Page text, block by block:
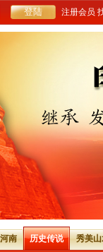
注册会员
南 历史传说 秀美